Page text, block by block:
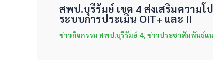
สพป.บุรีรัมย์ เขต 4 ส่งเสริมความโ
ระบบการประเมิน OIT+ และ II
ข่าวกิจกรรม สพป.บุรีรัมย์ 4 ข่าวประชาสัมพันธ์แ